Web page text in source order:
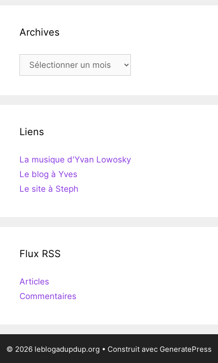
Archives
Archives
Liens
La musique d'Yvan Lowosky
Le blog à Yves
Le site à Steph
Flux RSS
Articles
Commentaires
© 2026 leblogadupdup.org • Construit avec GeneratePress